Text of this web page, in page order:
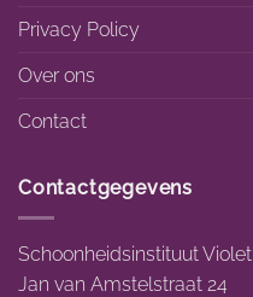
Privacy Policy
Over ons
Contact
Contactgegevens
Schoonheidsinstituut Violet
Jan van Amstelstraat 24